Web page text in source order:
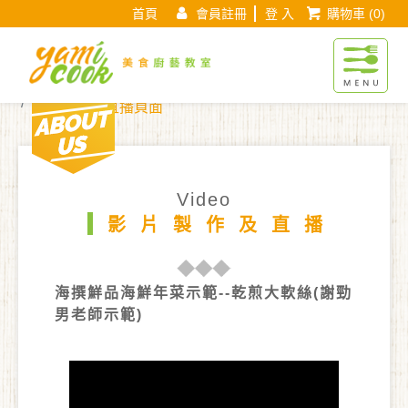
首頁 會員註冊 登 入 購物車(0)
Yamicook美食
現在位置 : 首 頁
影片製作及直播頁面
Video
影片製作及直播
海撰鮮品海鮮年菜示範--乾煎大軟絲(謝勁
男老師示範)